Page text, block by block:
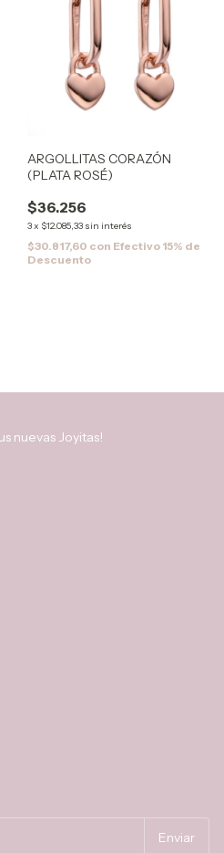
ARGOLLITAS CORAZÓN
(PLATA ROSÉ)
$36.256
3x $12.085,33 sin interés
$30.817,60 con Efectivo 15% de
Descuento
nuevas Joyitas!